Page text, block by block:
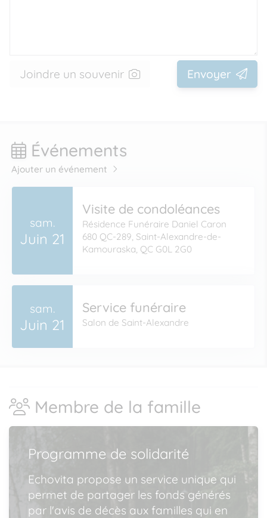
Joindre un souvenir Envoyer
Événements
Ajouter un événement
sam.
Juin 21
Visite de condoléances
Résidence Funéraire Daniel Caron
680 QC-289, Saint-Alexandre-de-
Kamouraska, QC G0L 2G0
sam.
Juin 21
Service funéraire
Salon de Saint-Alexandre
Membre de la famille
Programme de solidarité
Echovita propose un service unique qui
permet de partager les fonds générés
par l'avis de décès aux familles qui en